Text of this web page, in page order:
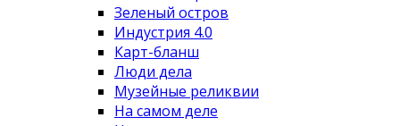
Зеленый остров
Индустрия 4.0
Карт-бланш
Люди дела
Музейные реликвии
На самом деле